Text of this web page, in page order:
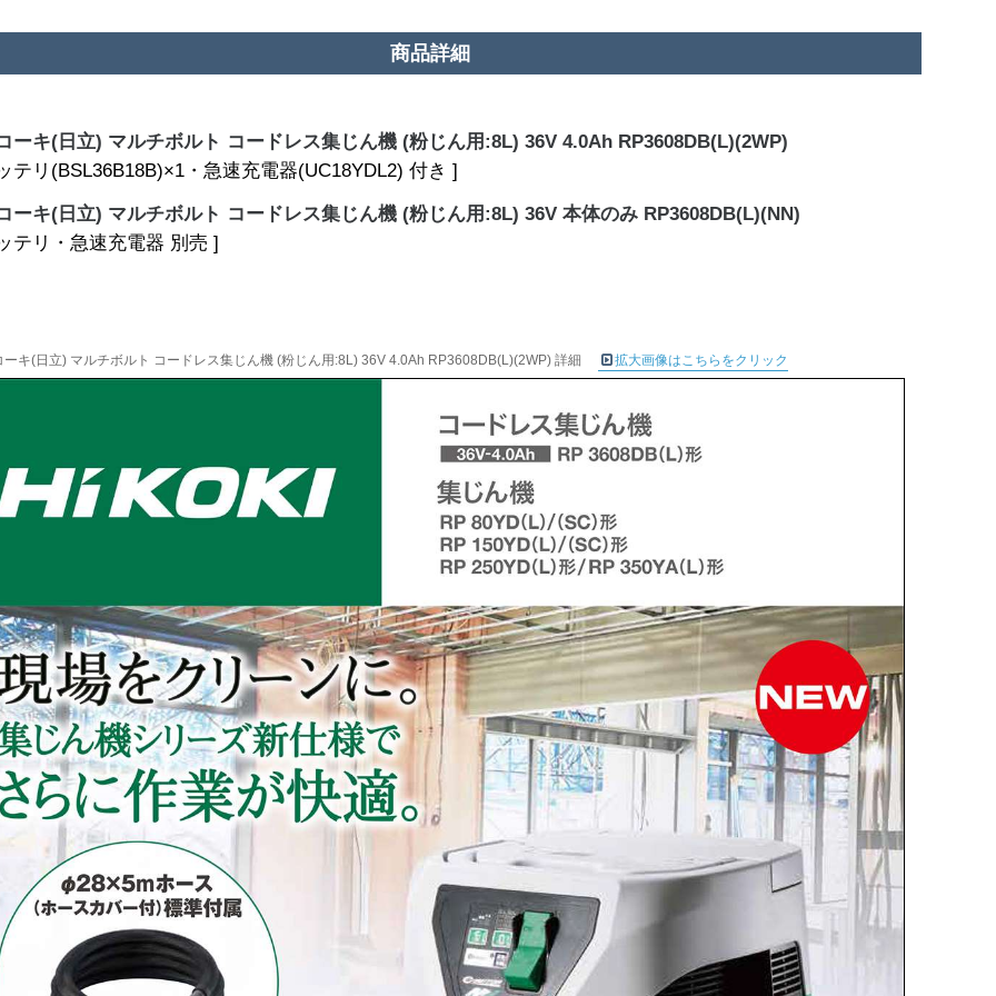
商品詳細
ーキ(日立) マルチボルト コードレス集じん機 (粉じん用:8L) 36V 4.0Ah RP3608DB(L)(2WP)
テリ(BSL36B18B)×1・急速充電器(UC18YDL2) 付き ]
ーキ(日立) マルチボルト コードレス集じん機 (粉じん用:8L) 36V 本体のみ RP3608DB(L)(NN)
テリ・急速充電器 別売 ]
ーキ(日立) マルチボルト コードレス集じん機 (粉じん用:8L) 36V 4.0Ah RP3608DB(L)(2WP) 詳細 拡大画像はこちらをクリック